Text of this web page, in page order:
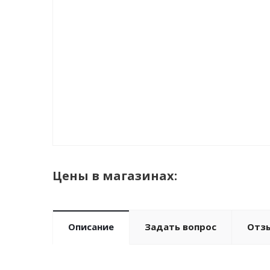
Цены в магазинах:
Описание Задать вопрос